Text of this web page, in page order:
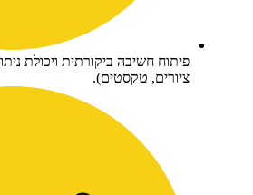
חשיבה ביקורתית ויכולת ניתוח של
טקסטים).